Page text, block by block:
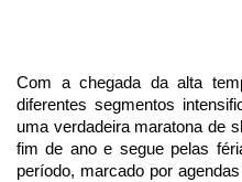
Com a chegada da alta
diferentes segmentos
uma verdadeira maratona de
fim de ano e segue pelas
período, marcado por